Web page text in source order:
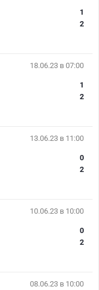
1
2
18.06.23 в 07:00
1
2
13.06.23 в 11:00
0
2
10.06.23 в 10:00
0
2
08.06.23 в 10:00